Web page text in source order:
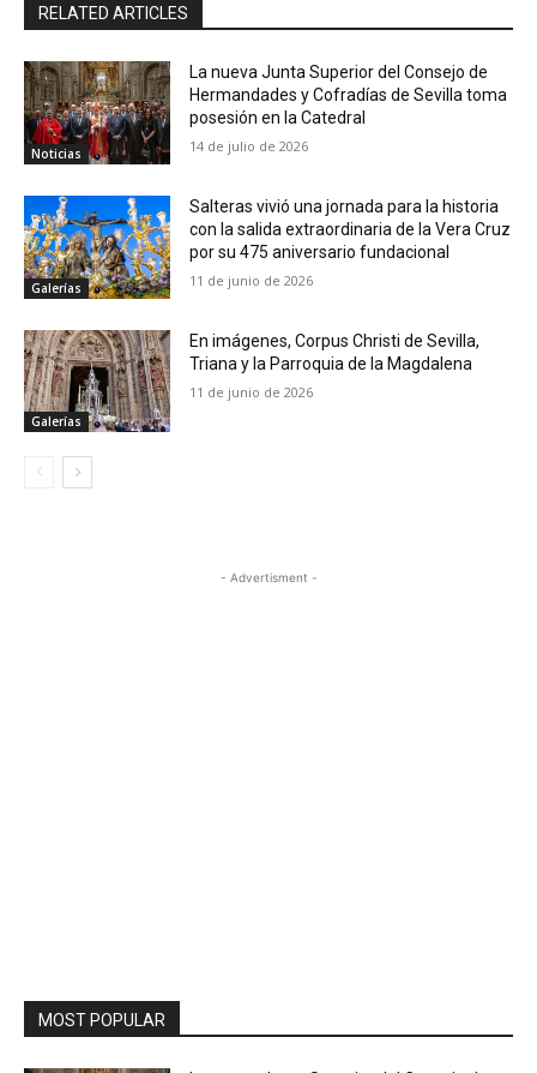
RELATED ARTICLES
Noticias
La nueva Junta Superior del Consejo de
Hermandades y Cofradías de Sevilla toma
posesión en la Catedral
14 de julio de 2026
Galerías
Salteras vivió una jornada para la historia
con la salida extraordinaria de la Vera Cruz
por su 475 aniversario fundacional
11 de junio de 2026
Galerías
En imágenes, Corpus Christi de Sevilla,
Triana y la Parroquia de la Magdalena
11 de junio de 2026
- Advertisment -
MOST POPULAR